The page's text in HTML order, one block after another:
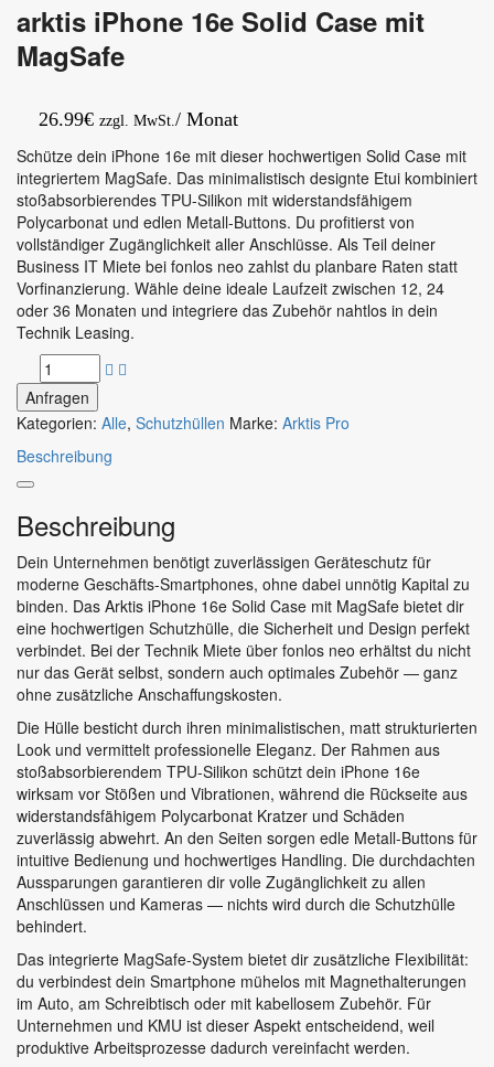
arktis iPhone 16e Solid Case mit
MagSafe
26.99€ zzgl. MwSt. / Monat
Schütze dein iPhone 16e mit dieser hochwertigen Solid Case mit
integriertem MagSafe. Das minimalistisch designte Etui kombiniert
stoßabsorbierendes TPU-Silikon mit widerstandsfähigem
Polycarbonat und edlen Metall-Buttons. Du profitierst von
vollständiger Zugänglichkeit aller Anschlüsse. Als Teil deiner
Business IT Miete bei fonlos neo zahlst du planbare Raten statt
Vorfinanzierung. Wähle deine ideale Laufzeit zwischen 12, 24
oder 36 Monaten und integriere das Zubehör nahtlos in dein
Technik Leasing.
Anfragen
Kategorien: Alle, Schutzhüllen Marke: Arktis Pro
Beschreibung
Beschreibung
Dein Unternehmen benötigt zuverlässigen Geräteschutz für
moderne Geschäfts-Smartphones, ohne dabei unnötig Kapital zu
binden. Das Arktis iPhone 16e Solid Case mit MagSafe bietet dir
eine hochwertigen Schutzhülle, die Sicherheit und Design perfekt
verbindet. Bei der Technik Miete über fonlos neo erhältst du nicht
nur das Gerät selbst, sondern auch optimales Zubehör — ganz
ohne zusätzliche Anschaffungskosten.
Die Hülle besticht durch ihren minimalistischen, matt strukturierten
Look und vermittelt professionelle Eleganz. Der Rahmen aus
stoßabsorbierendem TPU-Silikon schützt dein iPhone 16e
wirksam vor Stößen und Vibrationen, während die Rückseite aus
widerstandsfähigem Polycarbonat Kratzer und Schäden
zuverlässig abwehrt. An den Seiten sorgen edle Metall-Buttons für
intuitive Bedienung und hochwertiges Handling. Die durchdachten
Aussparungen garantieren dir volle Zugänglichkeit zu allen
Anschlüssen und Kameras — nichts wird durch die Schutzhülle
behindert.
Das integrierte MagSafe-System bietet dir zusätzliche Flexibilität:
du verbindest dein Smartphone mühelos mit Magnethalterungen
im Auto, am Schreibtisch oder mit kabellosem Zubehör. Für
Unternehmen und KMU ist dieser Aspekt entscheidend, weil
produktive Arbeitsprozesse dadurch vereinfacht werden.